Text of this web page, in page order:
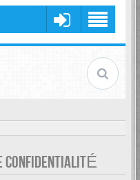
CONFIDENTIALITÉ